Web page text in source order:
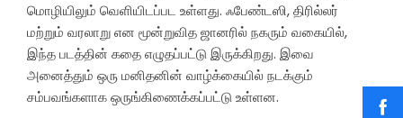
மொழியிலும் வெளியிடப்பட உள்ளது. ஃபேண்டஸி, திரில்லர்
மற்றும் வரலாறு என மூன்றுவித ஜானரில் நகரும் வகையில்,
இந்த படத்தின் கதை எழுதப்பட்டு இருக்கிறது. இவை
அனைத்தும் ஒரு மனிதனின் வாழ்க்கையில் நடக்கும்
சம்பவங்களாக ஒருங்கிணைக்கப்பட்டு உள்ளன.